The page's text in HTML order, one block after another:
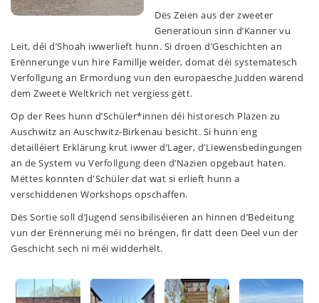
Dës Zeien aus der zweeter
Generatioun sinn d’Kanner vu
Leit, déi d’Shoah iwwerlieft hunn. Si droen d’Geschichten an
Erënnerunge vun hire Famillje weider, domat déi systematesch
Verfollgung an Ermordung vun den europäesche Judden wärend
dem Zweete Weltkrich net vergiess gëtt.
Op der Rees hunn d’Schüler*innen déi historesch Plazen zu
Auschwitz an Auschwitz-Birkenau besicht. Si hunn eng
detailléiert Erklärung krut iwwer d’Lager, d’Liewensbedingungen
an de System vu Verfollgung deen d’Nazien opgebaut haten.
Mëttes konnten d'Schüler dat wat si erlieft hunn a
verschiddenen Workshops opschaffen.
Dës Sortie soll d’Jugend sensibiliséieren an hinnen d’Bedeitung
vun der Erënnerung méi no bréngen, fir datt deen Deel vun der
Geschicht sech ni méi widderhëlt.